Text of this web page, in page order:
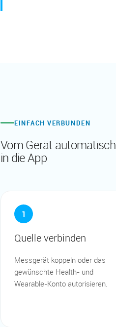
EINFACH VERBUNDEN
Vom Gerät automatisch
in die App
1
Quelle verbinden
Messgerät koppeln oder das
gewünschte Health- und
Wearable-Konto autorisieren.